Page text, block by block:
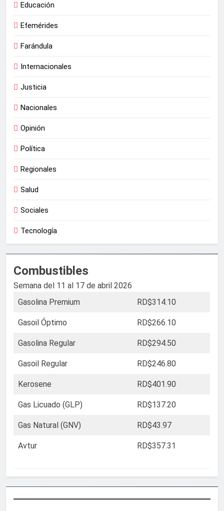
Educación
Efemérides
Farándula
Internacionales
Justicia
Nacionales
Opinión
Política
Regionales
Salud
Sociales
Tecnología
Combustibles
Semana del 11 al 17 de abril 2026
Gasolina Premium
RD$314.10
Gasoil Óptimo RD$266.10
Gasolina Regular RD$294.50
Gasoil Regular RD$246.80
Kerosene RD$401.90
Gas Licuado (GLP) RD$137.20
Gas Natural (GNV) RD$43.97
Avtur RD$357.31